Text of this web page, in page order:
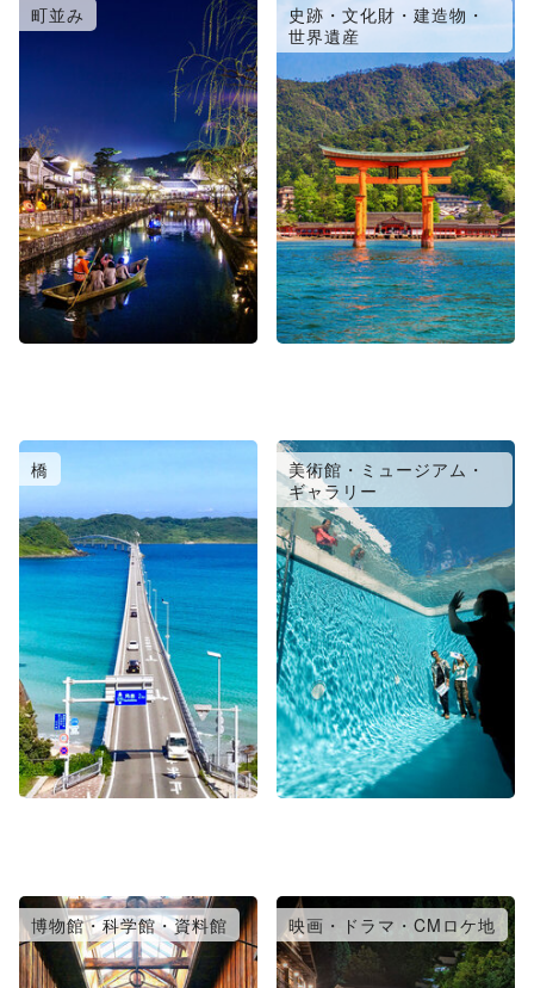
町並み
史跡・文化財・建造物・
世界遺産
橋
美術館・ミュージアム・
ギャラリー
博物館・科学館・資料館 映画・ドラマ・CMロケ地